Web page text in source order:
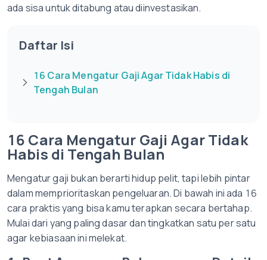
ada sisa untuk ditabung atau diinvestasikan.
Daftar Isi
16 Cara Mengatur Gaji Agar Tidak Habis di
Tengah Bulan
16 Cara Mengatur Gaji Agar Tidak
Habis di Tengah Bulan
Mengatur gaji bukan berarti hidup pelit, tapi lebih pintar
dalam memprioritaskan pengeluaran. Di bawah ini ada 16
cara praktis yang bisa kamu terapkan secara bertahap.
Mulai dari yang paling dasar dan tingkatkan satu per satu
agar kebiasaan ini melekat.